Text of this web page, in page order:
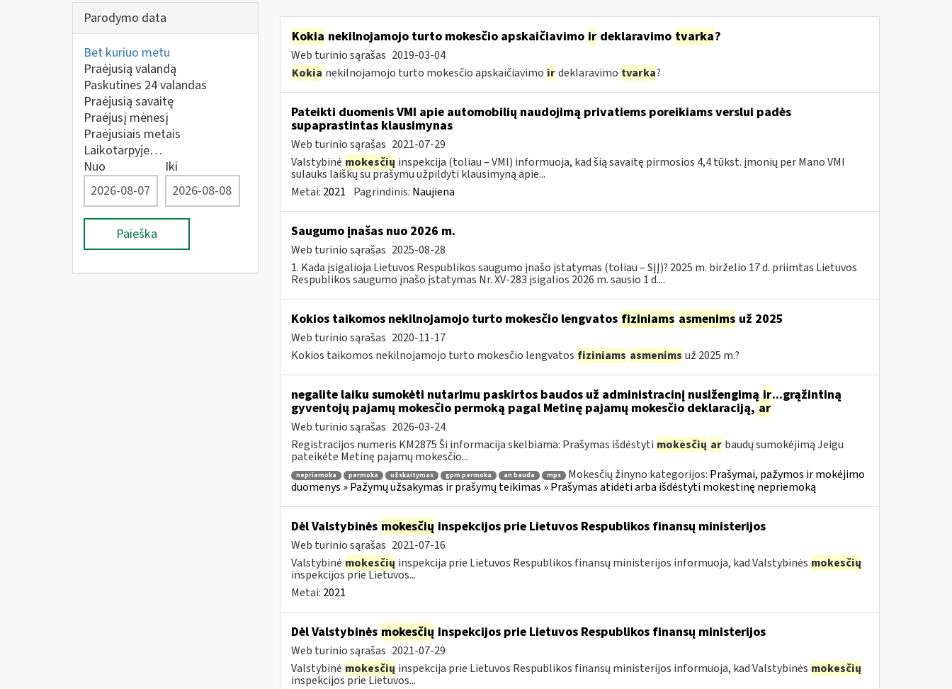
Parodymo data
Bet kuriuo metu
Praėjusią valandą
Paskutines 24 valandas
Praėjusią savaitę
Praėjusį mėnesį
Praėjusiais metais
Laikotarpyje…
Nuo
Iki
Paieška
Kokia nekilnojamojo turto mokesčio apskaičiavimo irdeklaravimo tvarka?
Web turinio sąrašas 2019-03-04
Kokia nekilnojamojo turto mokesčio apskaičiavimo ir deklaravimo tvarka?
Pateikti duomenis VMI apie automobilių naudojimą privatiems poreikiams verslui padės
supaprastintas klausimynas
Web turinio sąrašas 2021-07-29
Valstybinė mokesčių inspekcija (toliau – VMI) informuoja, kad šią savaitę pirmosios 4,4 tūkst. įmonių per Mano VMI
sulauks laiškų su prašymu užpildyti klausimyną apie...
Metai: 2021 Pagrindinis: Naujiena
Saugumo įnašas nuo 2026 m.
Web turinio sąrašas 2025-08-28
1. Kada įsigalioja Lietuvos Respublikos saugumo įnašo įstatymas (toliau – SĮĮ)? 2025 m. birželio 17 d. priimtas Lietuvos
Respublikos saugumo įnašo įstatymas Nr. XV-283 įsigalios 2026 m. sausio 1 d....
Kokios taikomos nekilnojamojo turto mokesčio lengvatos fiziniams asmenims už 2025
Web turinio sąrašas 2020-11-17
Kokios taikomos nekilnojamojo turto mokesčio lengvatos fiziniams asmenims už 2025 m.?
negalite laiku sumokėti nutarimu paskirtos baudos už administracinį nusižengimąir...grąžintiną
gyventojų pajamų mokesčio permoką pagal Metinę pajamų mokesčio deklaraciją, ar
Web turinio sąrašas 2026-03-24
Registracijos numeris KM2875 Ši informacija skelbiama: Prašymas išdėstyti mokesčių ar baudų sumokėjimą Jeigu
pateikėte Metinę pajamų mokesčio...
nepriemoka permoka užskaitymas gpm permoka an bauda mps Mokesčių žinyno kategorijos: Prašymai, pažymos ir mokėjimo
duomenys » Pažymų užsakymas ir prašymų teikimas » Prašymas atidėti arba išdėstyti mokestinę nepriemoką
Dėl Valstybinės mokesčių inspekcijos prie Lietuvos Respublikos finansų ministerijos
Web turinio sąrašas 2021-07-16
Valstybinė mokesčių inspekcija prie Lietuvos Respublikos finansų ministerijos informuoja, kad Valstybinės mokesčių
inspekcijos prie Lietuvos...
Metai: 2021
Dėl Valstybinės mokesčių inspekcijos prie Lietuvos Respublikos finansų ministerijos
Web turinio sąrašas 2021-07-29
Valstybinė mokesčių inspekcija prie Lietuvos Respublikos finansų ministerijos informuoja, kad Valstybinės mokesčių
inspekcijos prie Lietuvos...